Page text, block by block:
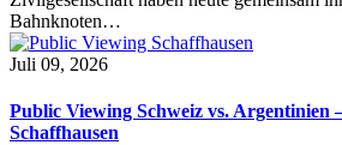
Bahnknoten…
Juli 09, 2026
Public Viewing Schweiz vs. Argentinien
Schaffhausen